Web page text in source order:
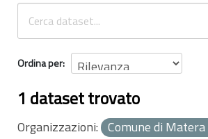
INFORMAZIONI
Ordina per
1 dataset trovato
Organizzazioni: Comune di Matera